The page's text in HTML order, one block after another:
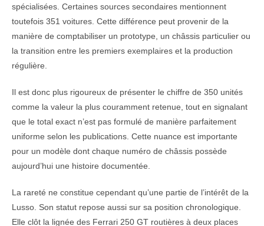
spécialisées. Certaines sources secondaires mentionnent
toutefois 351 voitures. Cette différence peut provenir de la
manière de comptabiliser un prototype, un châssis particulier ou
la transition entre les premiers exemplaires et la production
régulière.
Il est donc plus rigoureux de présenter le chiffre de 350 unités
comme la valeur la plus couramment retenue, tout en signalant
que le total exact n’est pas formulé de manière parfaitement
uniforme selon les publications. Cette nuance est importante
pour un modèle dont chaque numéro de châssis possède
aujourd’hui une histoire documentée.
La rareté ne constitue cependant qu’une partie de l’intérêt de la
Lusso. Son statut repose aussi sur sa position chronologique.
Elle clôt la lignée des Ferrari 250 GT routières à deux places